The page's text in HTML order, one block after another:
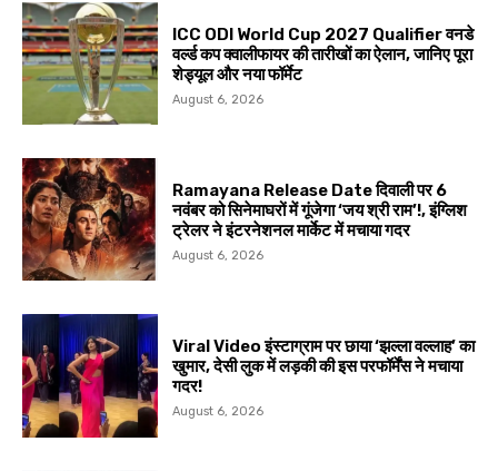
ICC ODI World Cup 2027 Qualifier वनडे
वर्ल्ड कप क्वालीफायर की तारीखों का ऐलान, जानिए पूरा
शेड्यूल और नया फॉर्मेट
August 6, 2026
Ramayana Release Date दिवाली पर 6
नवंबर को सिनेमाघरों में गूंजेगा ‘जय श्री राम’!, इंग्लिश
ट्रेलर ने इंटरनेशनल मार्केट में मचाया गदर
August 6, 2026
Viral Video इंस्टाग्राम पर छाया ‘झल्ला वल्लाह’ का
खुमार, देसी लुक में लड़की की इस परफॉर्मेंस ने मचाया
गदर!
August 6, 2026